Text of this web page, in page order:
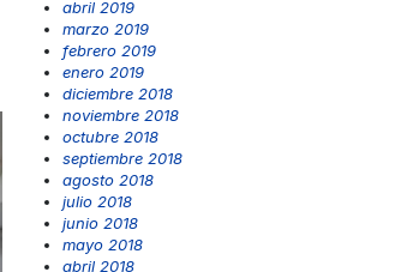
abril 2019
marzo 2019
febrero 2019
enero 2019
diciembre 2018
noviembre 2018
octubre 2018
septiembre 2018
agosto 2018
julio 2018
junio 2018
mayo 2018
abril 2018